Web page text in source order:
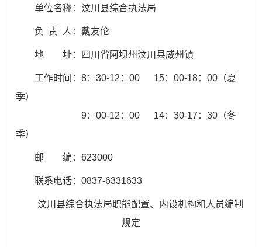
单位名称： 汶川县综合执法局
负 责 人：戴友伦
地 址： 四川省阿坝州汶川县威州镇
工作时间：8：30-12：00 15：00-18：00（夏
季）
9：00-12：00 14：30-17：30（冬
季）
邮 编：623000
联系电话：0837-6331633
汶川县综合执法局职能配置、内设机构和人员编制
规定